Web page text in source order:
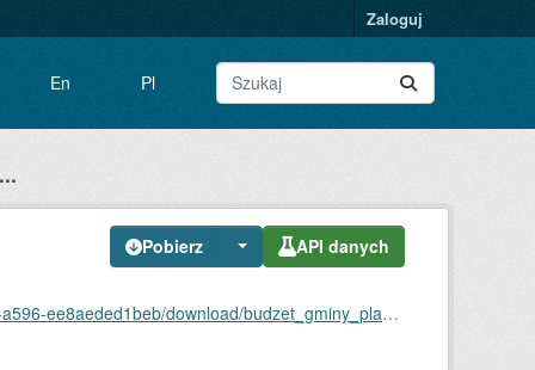
Zaloguj
En Pl
Pobierz API danych
download/budzet_gminy_plan_dochodow_zabrze.csv